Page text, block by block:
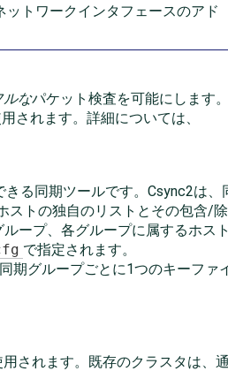
トワークインタフェースのアド
ルなパケット検査を可能にします。
されます。詳細については、
る同期ツールです。Csync2は、
ストの独自のリストとその包含/除
ープ、各グループに属するホスト
で指定されます。
期グループごとに1つのキーファ
されます。既存のクラスタは、通